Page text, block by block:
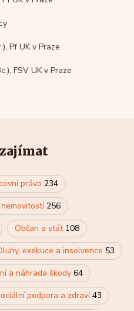
Pf UK v Praze
FSV UK v Praze
právo 234
256
Občan a stát 108
exekuce a insolvence 53
a náhrada škody 64
podpora a zdraví43